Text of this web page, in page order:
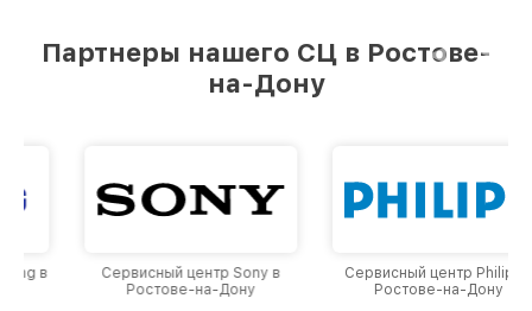
Партнеры нашего СЦ в Ростове-
на-Дону
Сервисный центр Sony в
Ростове-на-Дону
Сервисный центр Philips в
Ростове-на-Дону